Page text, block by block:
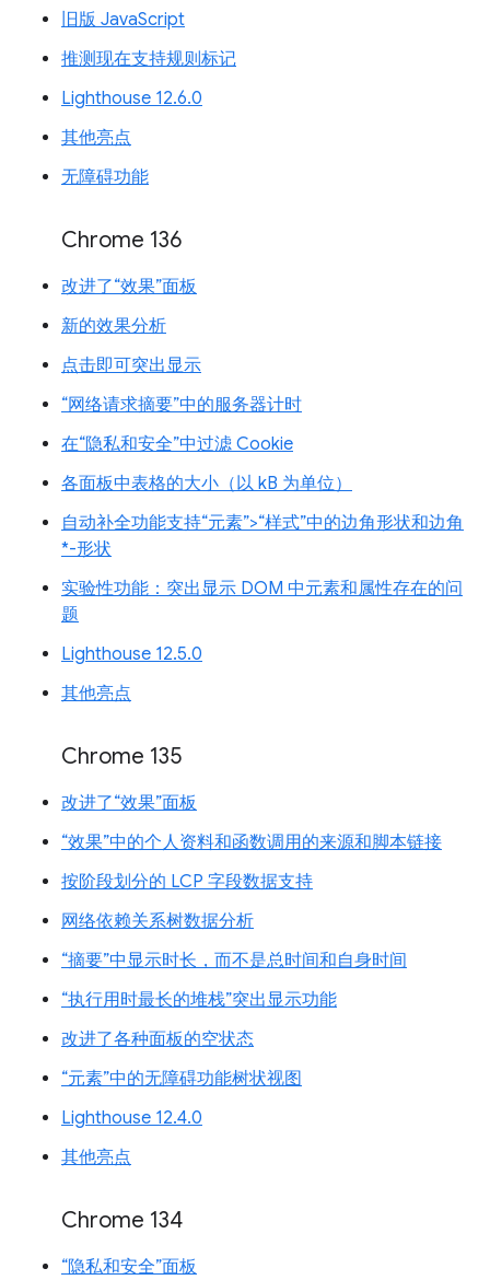
旧版 JavaScript
推测现在支持规则标记
Lighthouse 12.6.0
其他亮点
无障碍功能
Chrome 136
改进了“效果”面板
新的效果分析
点击即可突出显示
“网络请求摘要”中的服务器计时
在“隐私和安全”中过滤 Cookie
各面板中表格的大小（以 kB 为单位）
自动补全功能支持“元素”>“样式”中的边角形状和边角
*-形状
实验性功能：突出显示 DOM 中元素和属性存在的问
题
Lighthouse 12.5.0
其他亮点
Chrome 135
改进了“效果”面板
“效果”中的个人资料和函数调用的来源和脚本链接
按阶段划分的 LCP 字段数据支持
网络依赖关系树数据分析
“摘要”中显示时长，而不是总时间和自身时间
“执行用时最长的堆栈”突出显示功能
改进了各种面板的空状态
“元素”中的无障碍功能树状视图
Lighthouse 12.4.0
其他亮点
Chrome 134
“隐私和安全”面板